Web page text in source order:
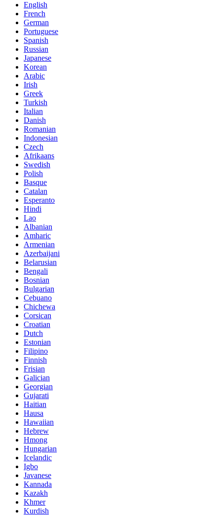
English
French
German
Portuguese
Spanish
Russian
Japanese
Korean
Arabic
Irish
Greek
Turkish
Italian
Danish
Romanian
Indonesian
Czech
Afrikaans
Swedish
Polish
Basque
Catalan
Esperanto
Hindi
Lao
Albanian
Amharic
Armenian
Azerbaijani
Belarusian
Bengali
Bosnian
Bulgarian
Cebuano
Chichewa
Corsican
Croatian
Dutch
Estonian
Filipino
Finnish
Frisian
Galician
Georgian
Gujarati
Haitian
Hausa
Hawaiian
Hebrew
Hmong
Hungarian
Icelandic
Igbo
Javanese
Kannada
Kazakh
Khmer
Kurdish